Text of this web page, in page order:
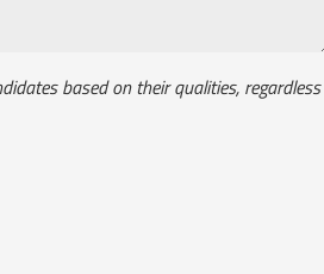
based on their qualities, regardless